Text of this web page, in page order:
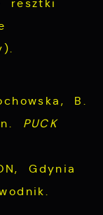
resztki
B.
PUCK
Gdynia